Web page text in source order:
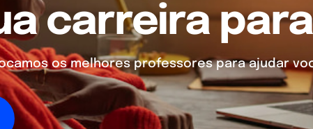
carreira
os melhores professores para ajudar